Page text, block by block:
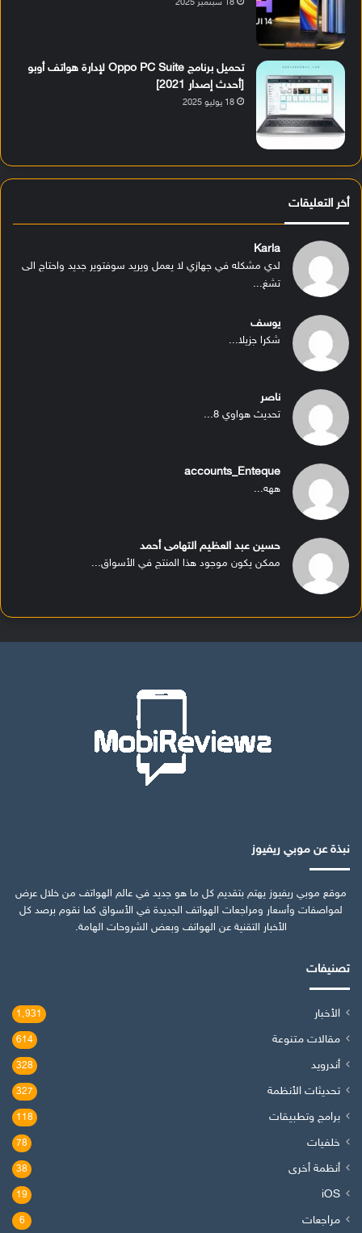
18 سبتمبر 2025
تحميل برنامج Oppo PC Suite لإدارة هواتف أوبو
[أحدث إصدار 2021]
18 يوليو 2025
أخر التعليقات
Karla
لدي مشكله في جهازي لا يعمل ويريد سوفتوير جديد واحتاج الى
تشغ...
يوسف
شكرا جزيلا...
ناصر
تحديث هواوي 8...
accounts_Enteque
ههه...
حسين عبد العظيم التهامى أحمد
ممكن يكون موجود هذا المنتج في الأسواق...
نبذة عن موبي ريفيوز
موقع موبي ريفيوز يهتم بتقديم كل ما هو جديد في عالم الهواتف من خلال عرض
لمواصفات وأسعار ومراجعات الهواتف الجديدة في الأسواق كما نقوم برصد كل
الأخبار التقنية عن الهواتف وبعض الشروحات الهامة.
تصنيفات
الأخبار 1٬931
مقالات متنوعة 614
أندرويد 328
تحديثات الأنظمة 327
برامج وتطبيقات 118
خلفيات 78
أنظمة أخرى 38
iOS
19
مراجعات 6